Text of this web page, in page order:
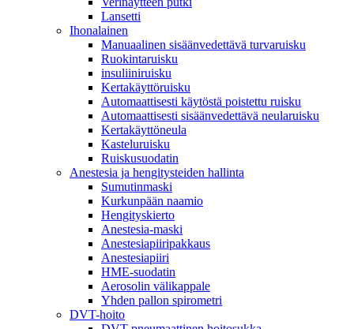
Lansetti
Ihonalainen
Manuaalinen sisäänvedettävä turvaruisku
Ruokintaruisku
insuliiniruisku
Kertakäyttöruisku
Automaattisesti käytöstä poistettu ruisku
Automaattisesti sisäänvedettävä neularuisku
Kertakäyttöneula
Kasteluruisku
Ruiskusuodatin
Anestesia ja hengitysteiden hallinta
Sumutinmaski
Kurkunpään naamio
Hengityskierto
Anestesia-maski
Anestesiapiiripakkaus
Anestesiapiiri
HME-suodatin
Aerosolin välikappale
Yhden pallon spirometri
DVT-hoito